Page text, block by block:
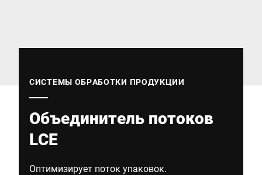
СИСТЕМЫ ОБРАБОТКИ ПРОДУКЦИИ
Объединитель потоков
LCE
Оптимизирует поток упаковок.